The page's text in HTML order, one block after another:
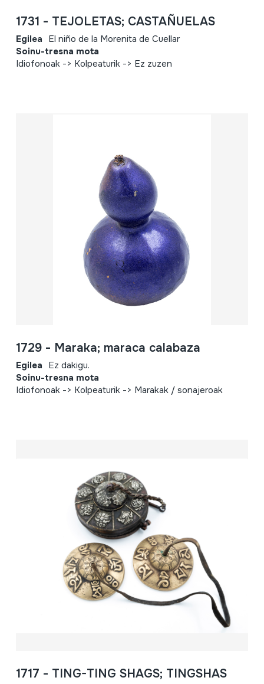
1731 - TEJOLETAS; CASTAÑUELAS
Egilea El niño de la Morenita de Cuellar
Soinu-tresna mota
Idiofonoak -> Kolpeaturik -> Ez zuzen
1729 - Maraka; maraca calabaza
Egilea Ez dakigu.
Soinu-tresna mota
Idiofonoak -> Kolpeaturik -> Marakak / sonajeroak
1717 - TING-TING SHAGS; TINGSHAS